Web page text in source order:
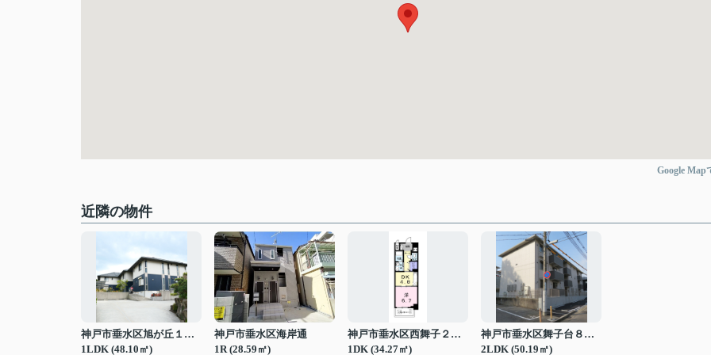
Google Map
近隣の物件
神戸市垂水区旭が丘１丁目
1LDK (48.10㎡)
神戸市垂水区海岸通
1R (28.59㎡)
神戸市垂水区西舞子２丁目
1DK (34.27㎡)
神戸市垂水区舞子台８丁目
2LDK (50.19㎡)